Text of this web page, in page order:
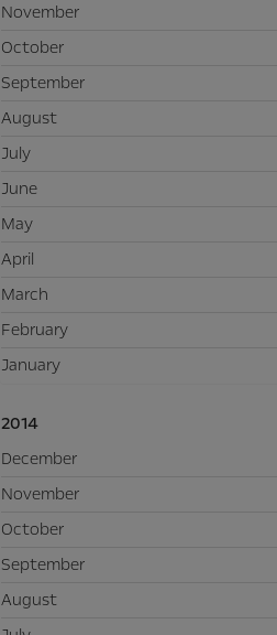
November
October
September
August
July
June
May
April
March
February
January
2014
December
November
October
September
August